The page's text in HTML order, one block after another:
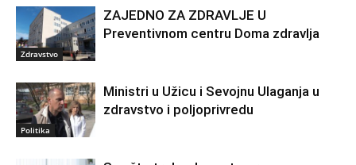
Zdravstvo
ZAJEDNO ZA ZDRAVLJE U
Preventivnom centru Doma zdravlja
Politika
Ministri u Užicu i Sevojnu Ulaganja u
zdravstvo i poljoprivredu